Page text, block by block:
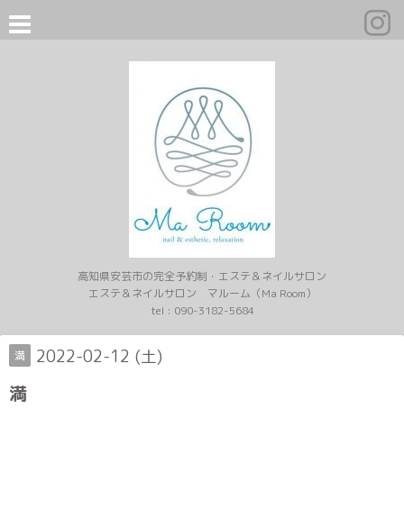
高知県安芸市の完全予約制・エステ＆ネイルサロン
エステ＆ネイルサロン マルーム（Ma Room）
tel : 090-3182-5684
満 2022-02-12 (土)
満